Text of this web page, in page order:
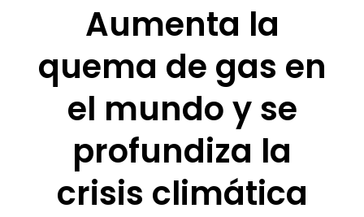
Aumenta la
quema de gas en
el mundo y se
profundiza la
crisis climática